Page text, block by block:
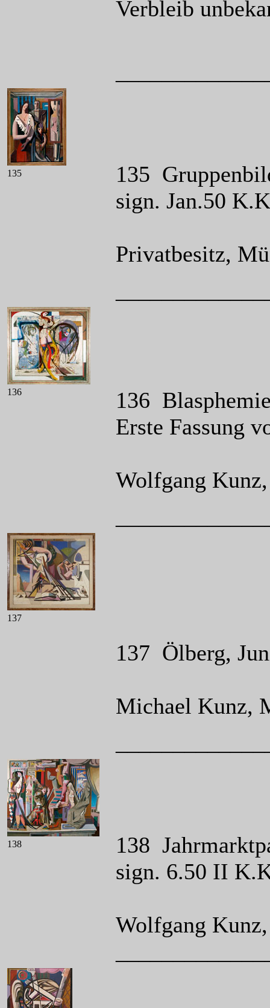
Verbleib
135
135
sign. Jan.50
Privatbesitz,
136
136
Erste Fassung
Wolfgang
137
137 Ölberg,
Michael Kunz,
138
138
sign. 6.50 II
Wolfgang